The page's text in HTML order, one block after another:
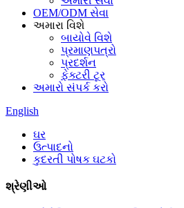
OEM/ODM સેવા
અમારા વિશે
બાયોવે વિશે
પ્રમાણપત્રો
પ્રદર્શન
ફેક્ટરી ટૂર
અમારો સંપર્ક કરો
English
ઘર
ઉત્પાદનો
કુદરતી પોષક ઘટકો
શ્રેણીઓ